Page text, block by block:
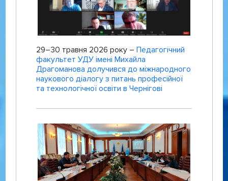
29–30 травня 2026 року – Педагогічний
факультет УДУ імені Михайла
Драгоманова долучився до міжнародного
наукового діалогу з питань професійної
та технологічної освіти в Чернігові